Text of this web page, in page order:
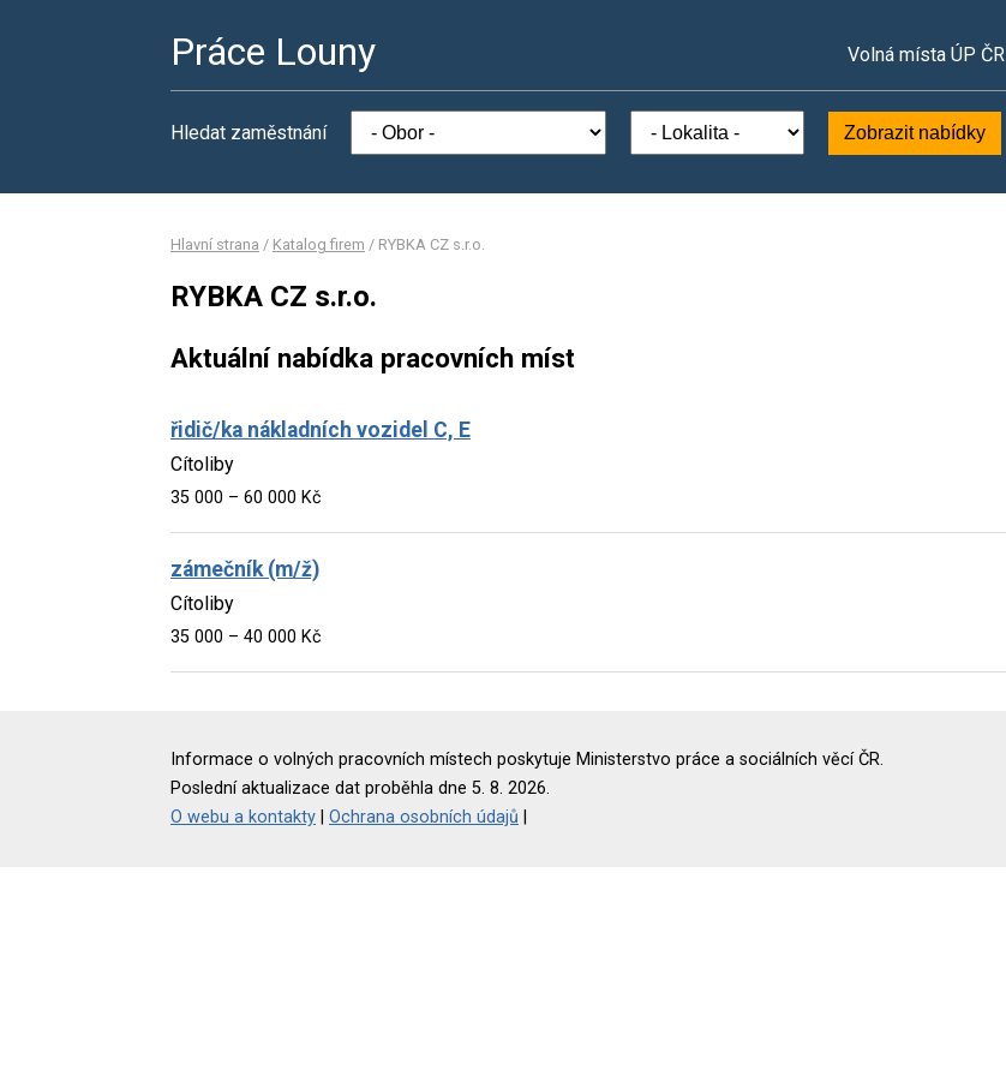
Práce Louny Volná místa ÚP ČR
Hledat zaměstnání Zobrazit nabídky
Hlavní strana / Katalog firem / RYBKA CZ s.r.o.
RYBKA CZ s.r.o.
Aktuální nabídka pracovních míst
řidič/ka nákladních vozidel C, E
Cítoliby
35 000 – 60 000 Kč
zámečník (m/ž)
Cítoliby
35 000 – 40 000 Kč
Informace o volných pracovních místech poskytuje Ministerstvo práce a sociálních věcí ČR.
Poslední aktualizace dat proběhla dne 5. 8. 2026.
O webu a kontakty
Ochrana osobních údajů